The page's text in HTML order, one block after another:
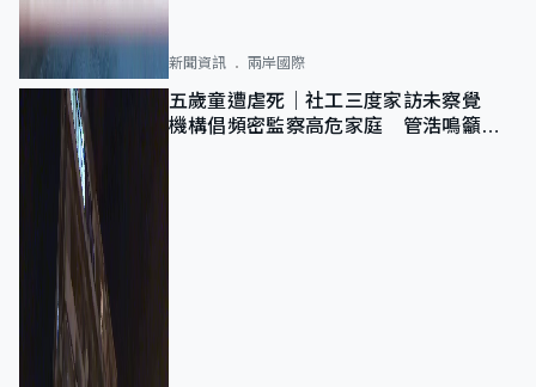
新聞資訊 兩岸國際
五歲童遭虐死｜社工三度家訪未察覺
機構倡頻密監察高危家庭 管浩鳴籲加